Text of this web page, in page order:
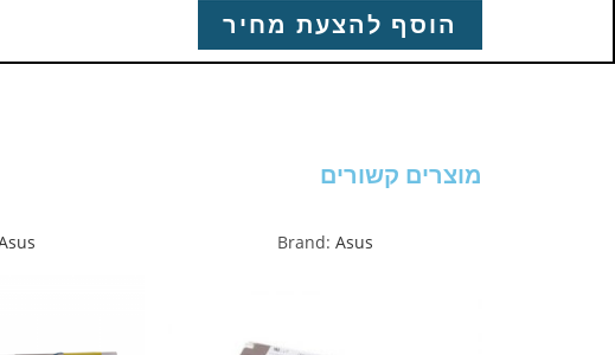
הוסף להצעת מחיר
מוצרים קשורים
Brand: Asus